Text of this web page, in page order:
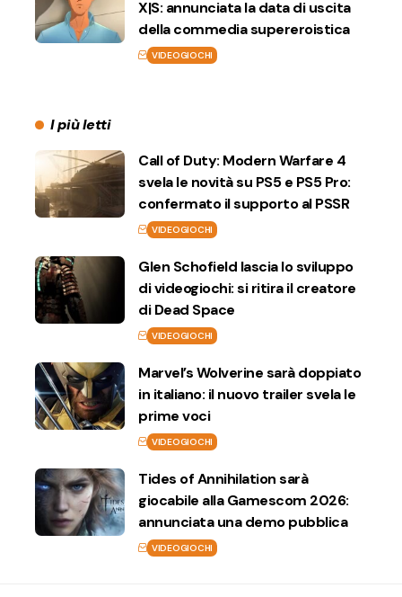
X|S: annunciata la data di uscita
della commedia supereroistica
VIDEOGIOCHI
I più letti
Call of Duty: Modern Warfare 4
svela le novità su PS5 e PS5 Pro:
confermato il supporto al PSSR
VIDEOGIOCHI
Glen Schofield lascia lo sviluppo
di videogiochi: si ritira il creatore
di Dead Space
VIDEOGIOCHI
Marvel’s Wolverine sarà doppiato
in italiano: il nuovo trailer svela le
prime voci
VIDEOGIOCHI
Tides of Annihilation sarà
giocabile alla Gamescom 2026:
annunciata una demo pubblica
VIDEOGIOCHI